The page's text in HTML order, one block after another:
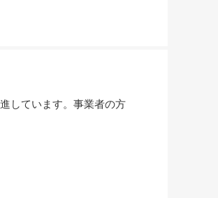
しています。事業者の方